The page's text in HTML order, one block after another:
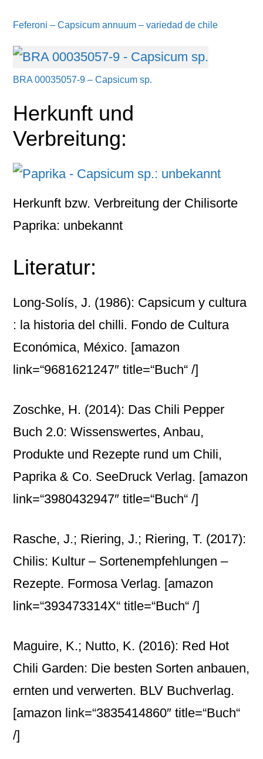
Feferoni – Capsicum annuum – variedad de chile
BRA 00035057-9 – Capsicum sp.
Herkunft und
Verbreitung:
Herkunft bzw. Verbreitung der Chilisorte
Paprika: unbekannt
Literatur:
Long-Solís, J. (1986): Capsicum y cultura
: la historia del chilli. Fondo de Cultura
Económica, México. [amazon
link=“9681621247″ title=“Buch“ /]
Zoschke, H. (2014): Das Chili Pepper
Buch 2.0: Wissenswertes, Anbau,
Produkte und Rezepte rund um Chili,
Paprika & Co. SeeDruck Verlag. [amazon
link=“3980432947″ title=“Buch“ /]
Rasche, J.; Riering, J.; Riering, T. (2017):
Chilis: Kultur – Sortenempfehlungen –
Rezepte. Formosa Verlag. [amazon
link=“393473314X“ title=“Buch“ /]
Maguire, K.; Nutto, K. (2016): Red Hot
Chili Garden: Die besten Sorten anbauen,
ernten und verwerten. BLV Buchverlag.
[amazon link=“3835414860″ title=“Buch“
/]